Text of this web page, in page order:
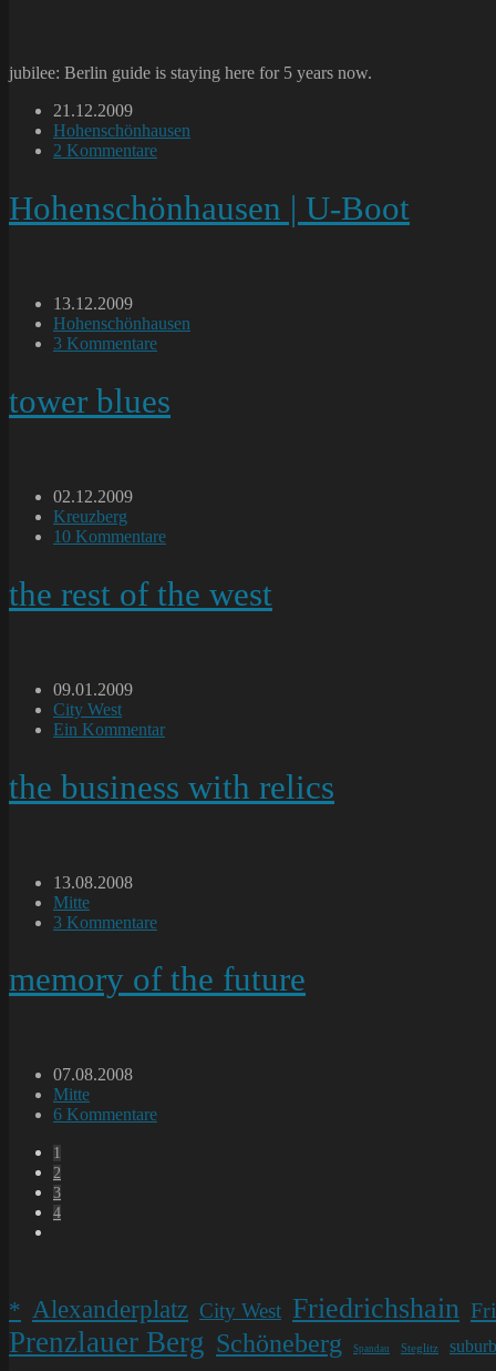
jubilee: Berlin guide is staying here for 5 years now.
Beitrag
veröffentlicht:
21.12.2009
Beitrags-
Kategorie:
Hohenschönhausen
Beitrags-
2 Kommentare
Hohenschönhausen | U-Boot
Beitrag
veröffentlicht:
13.12.2009
Beitrags-
Kategorie:
Hohenschönhausen
Beitrags-
3 Kommentare
tower blues
Beitrag
veröffentlicht:
02.12.2009
Beitrags-
Kategorie:
Kreuzberg
Beitrags-
10 Kommentare
the rest of the west
Beitrag
veröffentlicht:
09.01.2009
Beitrags-
Kategorie:
City West
Beitrags-
Ein Kommentar
the business with relics
Beitrag
veröffentlicht:
13.08.2008
Beitrags-
Kategorie:
Mitte
Beitrags-
3 Kommentare
memory of the future
Beitrag
veröffentlicht:
07.08.2008
Beitrags-
Kategorie:
Mitte
Beitrags-
6 Kommentare
1
2
3
4
* Alexanderplatz City West Friedrichshain
Prenzlauer Berg Schöneberg Spandau Steglitz suburb